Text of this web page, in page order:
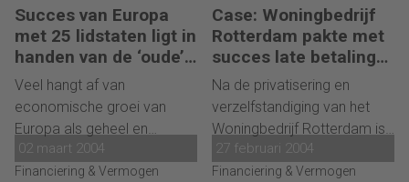
voor Credit Managers
(VVCM). 'Credit
management is de klant alle
redenen ontnemen om niet
te willen of te kunnen
betalen.' Het jonge
vakgebied meet zich een
steeds professionelere
aanleg gezonde
onderneming sneuvelt. Door
cashflow forecasting een
prominente plaats te geven
in het beheer van
liquiditeiten, kan zo'n
voortijdig einde worden
voorkomen.
Succes van Europa
met 25 lidstaten ligt in
handen van de ‘oude’
EU-landen’
Veel hangt af van
economische groei van
Europa als geheel en
adequaat management van
wisselkoersen
Case: Woningbedrijf
Rotterdam pakte met
succes late betaling
klanten aan
Na de privatisering en
verzelfstandiging van het
Woningbedrijf Rotterdam is
werk gemaakt van het op
tijd innen van de facturen
02 maart 2004
Financiering & Vermogen
27 februari 2004
Financiering & Vermogen